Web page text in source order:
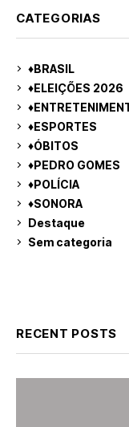
CATEGORIAS
♦BRASIL
♦ELEIÇÕES 2026
♦ESPORTES
♦ÓBITOS
♦PEDRO GOMES
♦POLÍCIA
♦SONORA
Destaque
Sem categoria
RECENT POSTS